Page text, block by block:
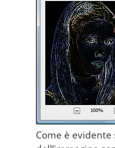
Come è